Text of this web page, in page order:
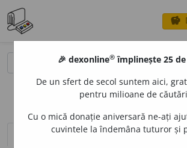
savings
definiții (1) pronunțievolume_up (2)
🎉 dexonline® împlinește 25 de
De un sfert de secol suntem aici,
pentru milioane de
Cu o mică donație aniversară ne-ați
cuvintele la îndemâna tuturor și